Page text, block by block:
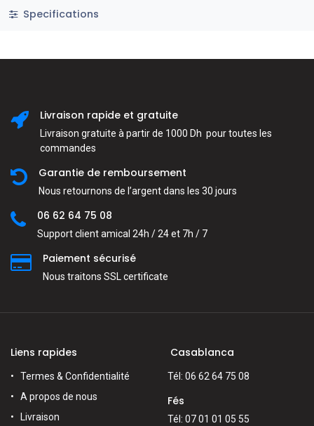
Specifications
Livraison rapide et gratuite
Livraison gratuite à partir de 1000 Dh pour toutes les
commandes
Garantie de remboursement
Nous retournons de l’argent dans les 30 jours
06 62 64 75 08
Support client amical 24h / 24 et 7h / 7
Paiement sécurisé
Nous traitons SSL сertificate
Liens rapides
Termes & Confidentialité
A propos de nous
Livraison
Casablanca
Tél: 06 62 64 75 08
Fés
Tél: 07 01 01 05 55